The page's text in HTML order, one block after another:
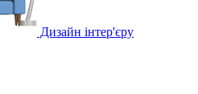
Дизайн інтер'єру